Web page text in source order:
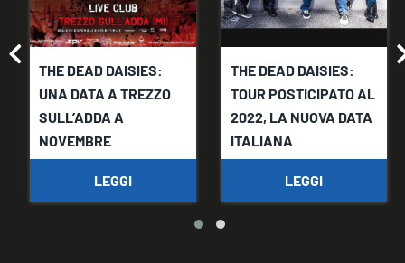
THE DEAD DAISIES:
UNA DATA A TREZZO
SULL’ADDA A
NOVEMBRE
LEGGI
THE DEAD DAISIES:
TOUR POSTICIPATO AL
2022, LA NUOVA DATA
ITALIANA
LEGGI